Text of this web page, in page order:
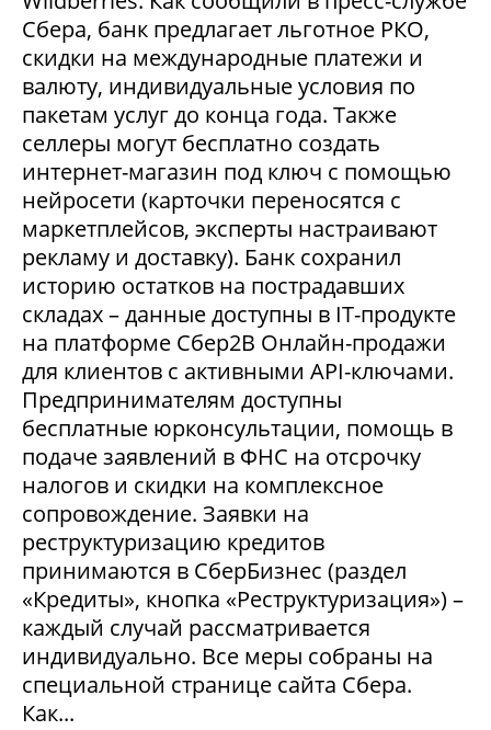
Сбера, банк предлагает льготное РКО,
скидки на международные платежи и
валюту, индивидуальные условия по
пакетам услуг до конца года. Также
селлеры могут бесплатно создать
интернет-магазин под ключ с помощью
нейросети (карточки переносятся с
маркетплейсов, эксперты настраивают
рекламу и доставку). Банк сохранил
историю остатков на пострадавших
складах – данные доступны в IT-продукте
на платформе Сбер2В Онлайн-продажи
для клиентов с активными API-ключами.
Предпринимателям доступны
бесплатные юрконсультации, помощь в
подаче заявлений в ФНС на отсрочку
налогов и скидки на комплексное
сопровождение. Заявки на
реструктуризацию кредитов
принимаются в СберБизнес (раздел
«Кредиты», кнопка «Реструктуризация») –
каждый случай рассматривается
индивидуально. Все меры собраны на
специальной странице сайта Сбера.
Как...